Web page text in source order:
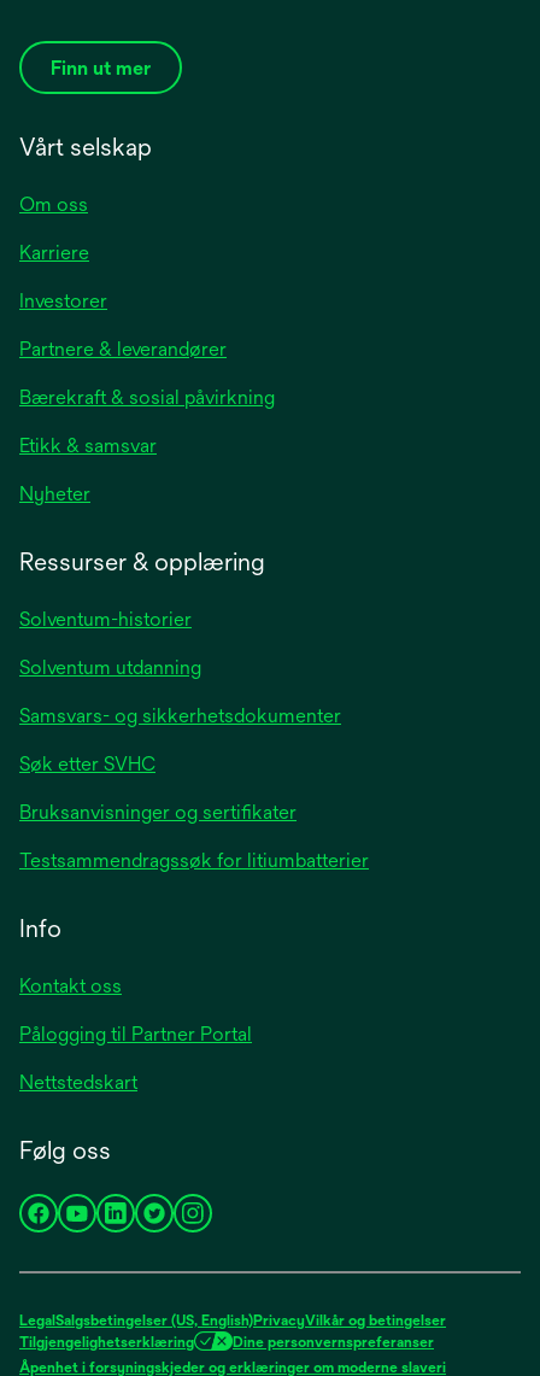
Finn ut mer
Vårt selskap
Om oss
Karriere
Investoreropens
a
new
Partnere & leverandører
Bærekraft & sosial påvirkning
Etikk & samsvar
Nyheteropens
Ressurser & opplæring
Solventum-historier
Solventum utdanning
Samsvars- og sikkerhetsdokumenter
Søk etter SVHC
Bruksanvisninger og sertifikater
Testsammendragssøk for litiumbatterier
Info
Kontakt oss
Pålogging til Partner Portal
Nettstedskart
Følg oss
opens
new
tab
opens
new
tab
opens
new
tab
opens
new
tab
opens
new
tab
LegalSalgsbetingelser (US, English)PrivacyVilkår og betingelser
Tilgjengelighetserklæring
Dine personvernspreferanser
Åpenhet i forsyningskjeder og erklæringer om moderne slaveriopens